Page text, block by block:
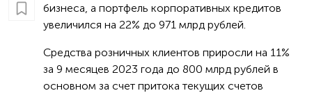
бизнеса, а портфель корпоративных кредитов
увеличился на 22% до 971 млрд рублей.
Средства розничных клиентов приросли на 11%
за 9 месяцев 2023 года до 800 млрд рублей в
основном за счет притока текущих счетов